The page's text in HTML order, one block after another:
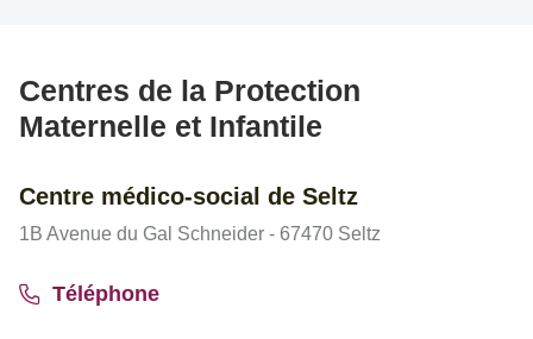
Centres de la Protection
Maternelle et Infantile
Centre médico-social de Seltz
1B Avenue du Gal Schneider - 67470 Seltz
Téléphone